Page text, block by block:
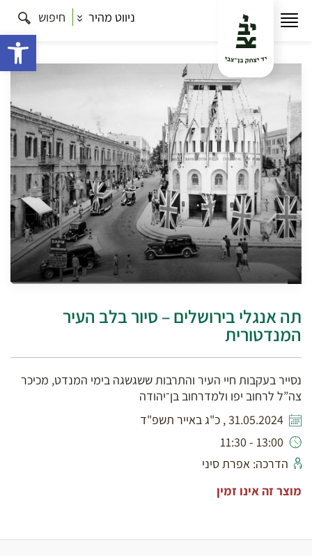
ניווט מהיר חיפוש
תה אנגלי בירושלים – סיור בלב העיר
תה אנגלי בירושלים – סיור בלב העיר
המנדטורית
נסייר בעקבות חיי העיר והתרבות ששגשגה בימי המנדט, מכיכר
צה”ל לרחוב יפו ולמדרחוב בן־יהודה
31.05.2024 , כ"ג באייר תשפ"ד
13:00 - 11:30
הדרכה: אפרת סיני
מוצר זה אינו זמין